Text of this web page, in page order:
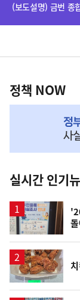
영
책
NOW,
뉴
스
정책 NOW
실시간 인기